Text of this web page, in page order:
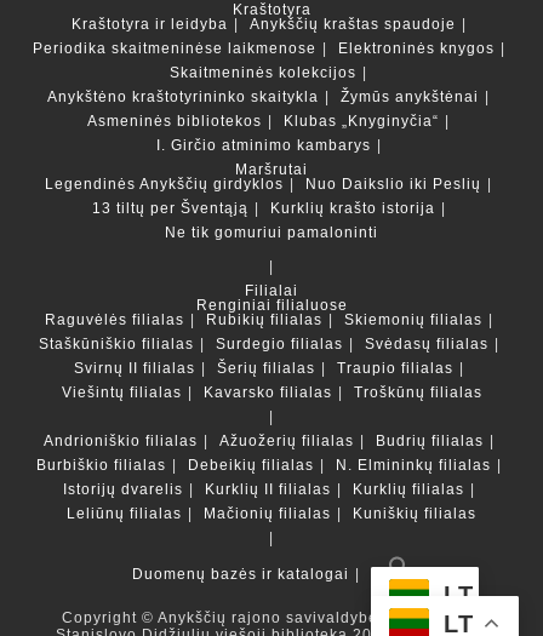
Kraštotyra
Kraštotyra ir leidyba
Anykščių kraštas spaudoje
Periodika skaitmeninėse laikmenose
Elektroninės knygos
Skaitmeninės kolekcijos
Anykštėno kraštotyrininko skaitykla
Žymūs anykštėnai
Asmeninės bibliotekos
Klubas „Knyginyčia“
I. Girčio atminimo kambarys
Maršrutai
Legendinės Anykščių girdyklos
Nuo Daikslio iki Peslių
13 tiltų per Šventąją
Kurklių krašto istorija
Ne tik gomuriui pamaloninti
Filialai
Renginiai filialuose
Raguvėlės filialas
Rubikių filialas
Skiemonių filialas
Staškūniškio filialas
Surdegio filialas
Svėdasų filialas
Svirnų II filialas
Šerių filialas
Traupio filialas
Viešintų filialas
Kavarsko filialas Troškūnų filialas
Andrioniškio filialas Ažuožerių filialas
Budrių filialas
Burbiškio filialas
Debeikių filialas
N. Elmininkų filialas
Istorijų dvarelis
Kurklių II filialas
Kurklių filialas
Leliūnų filialas
Mačionių filialas Kuniškių filialas
Duomenų bazės ir katalogai
LT
Copyright © Anykščių rajono savivaldybės Liudvikos ir
LT